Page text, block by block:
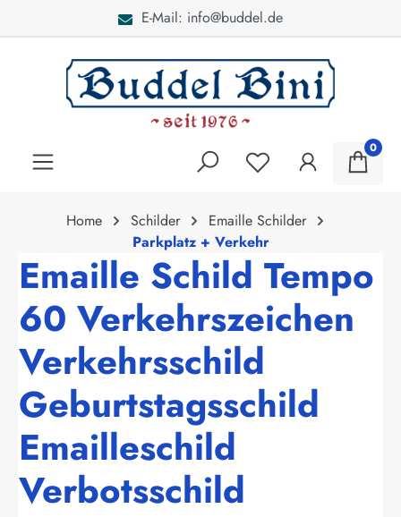
E-Mail: info@buddel.de
0
Home Schilder
Emaille Schilder
Parkplatz + Verkehr
Emaille Schild Tempo
60 Verkehrszeichen
Verkehrsschild
Geburtstagsschild
Emailleschild
Verbotsschild